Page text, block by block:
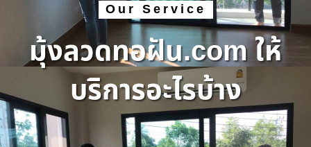
Our Service
มุ้งลวดทอฝัน.com ให้
บริการอะไรบ้าง